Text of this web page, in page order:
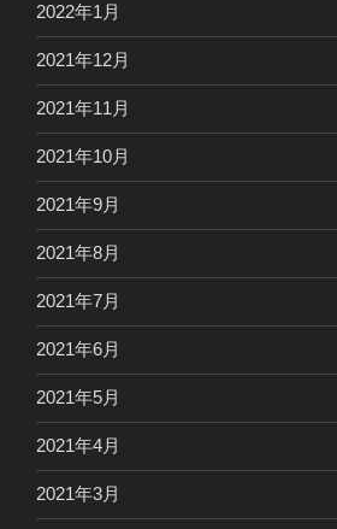
2022年1月
2021年12月
2021年11月
2021年10月
2021年9月
2021年8月
2021年7月
2021年6月
2021年5月
2021年4月
2021年3月